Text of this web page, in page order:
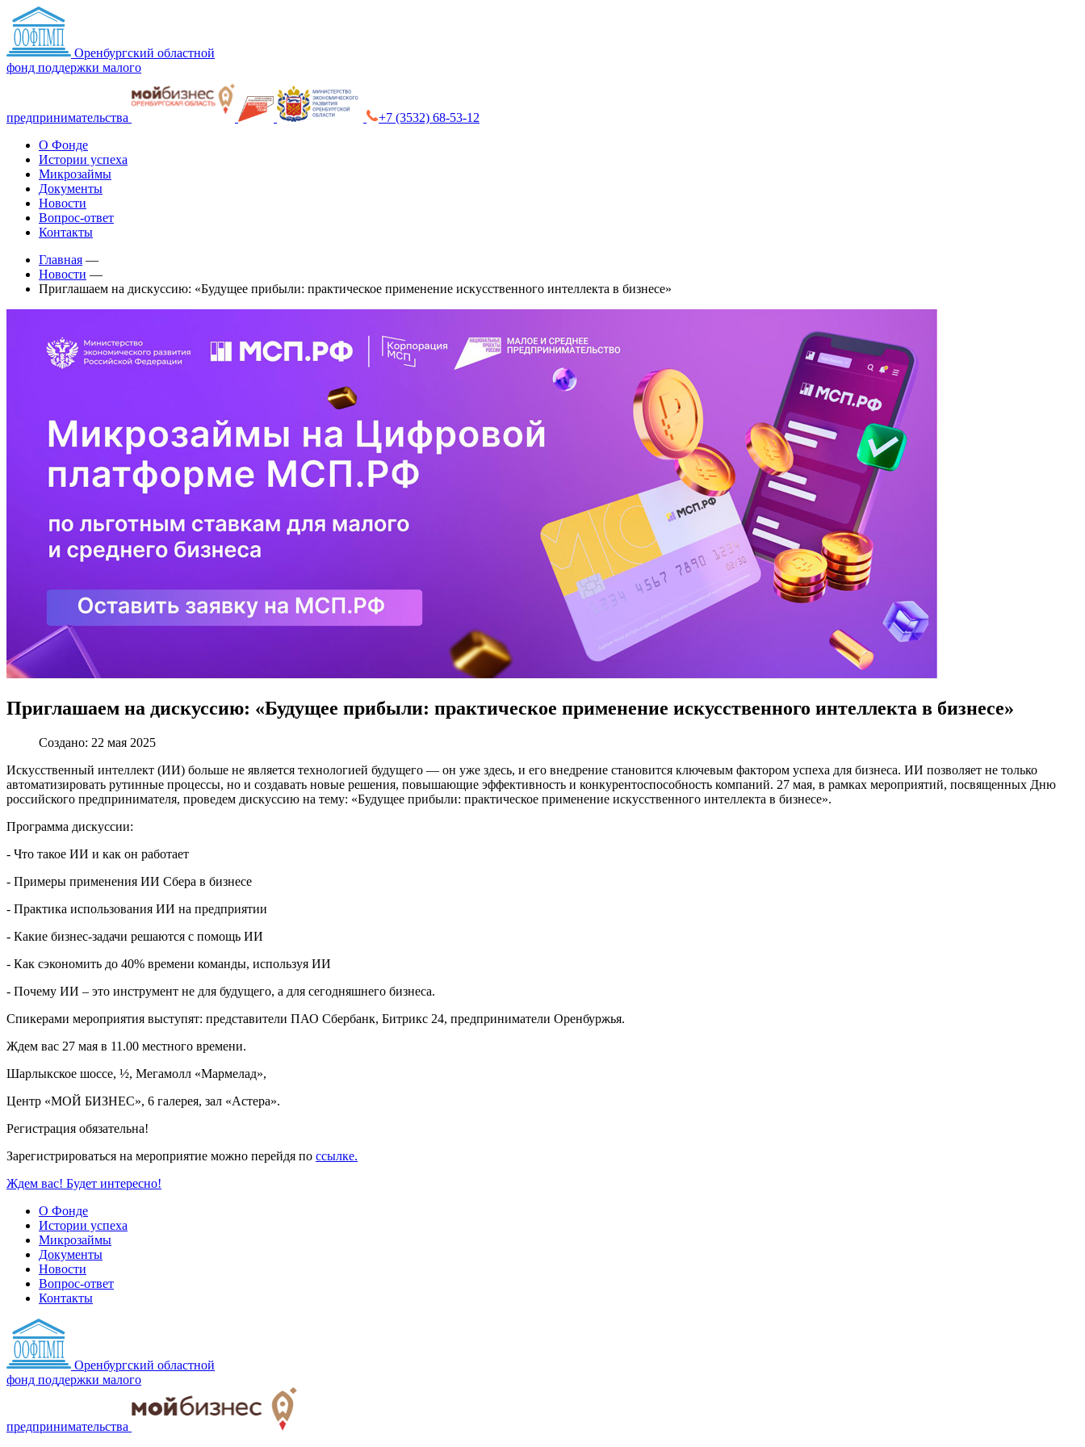
Оренбургский областной
фонд поддержки малого
предпринимательства
+7 (3532) 68-53-12
О Фонде
Истории успеха
Микрозаймы
Документы
Новости
Вопрос-ответ
Контакты
Главная —
Новости —
Приглашаем на дискуссию: «Будущее прибыли: практическое применение искусственного интеллекта в бизнесе»
Приглашаем на дискуссию: «Будущее прибыли: практическое применение искусственного интеллекта в бизнесе»
Создано: 22 мая 2025
Искусственный интеллект (ИИ) больше не является технологией будущего — он уже здесь, и его внедрение становится ключевым фактором успеха для бизнеса. ИИ позволяет не только
автоматизировать рутинные процессы, но и создавать новые решения, повышающие эффективность и конкурентоспособность компаний. 27 мая, в рамках мероприятий, посвященных Дню
российского предпринимателя, проведем дискуссию на тему: «Будущее прибыли: практическое применение искусственного интеллекта в бизнесе».
Программа дискуссии:
- Что такое ИИ и как он работает
- Примеры применения ИИ Сбера в бизнесе
- Практика использования ИИ на предприятии
- Какие бизнес-задачи решаются с помощь ИИ
- Как сэкономить до 40% времени команды, используя ИИ
- Почему ИИ – это инструмент не для будущего, а для сегодняшнего бизнеса.
Спикерами мероприятия выступят: представители ПАО Сбербанк, Битрикс 24, предприниматели Оренбуржья.
Ждем вас 27 мая в 11.00 местного времени.
Шарлыкское шоссе, ½, Мегамолл «Мармелад»,
Центр «МОЙ БИЗНЕС», 6 галерея, зал «Астера».
Регистрация обязательна!
Зарегистрироваться на мероприятие можно перейдя по ссылке.
Ждем вас! Будет интересно!
О Фонде
Истории успеха
Микрозаймы
Документы
Новости
Вопрос-ответ
Контакты
Оренбургский областной
фонд поддержки малого
предпринимательства